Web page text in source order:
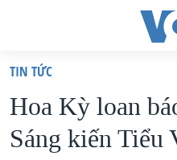
truy
cập
Tới
VIỆT NAM
HOA KỲ
TIN TỨC
Hoa Kỳ loan
Sáng kiến Tiểu